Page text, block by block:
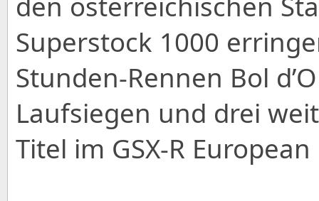
Superstock 1000
Stunden-Rennen Bol
Laufsiegen und drei
Titel im GSX-R European